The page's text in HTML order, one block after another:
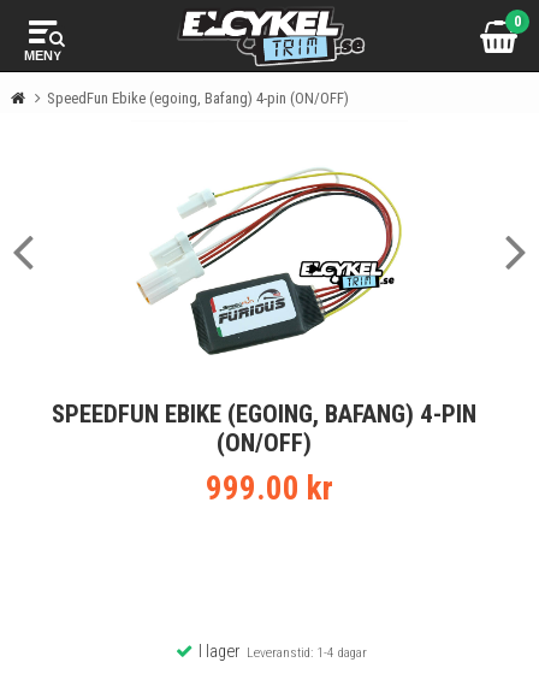
MENY
0
SpeedFun Ebike (egoing, Bafang) 4-pin (ON/OFF)
SPEEDFUN EBIKE (EGOING, BAFANG) 4-PIN
(ON/OFF)
999.00 kr
I lagerLeveranstid: 1-4 dagar